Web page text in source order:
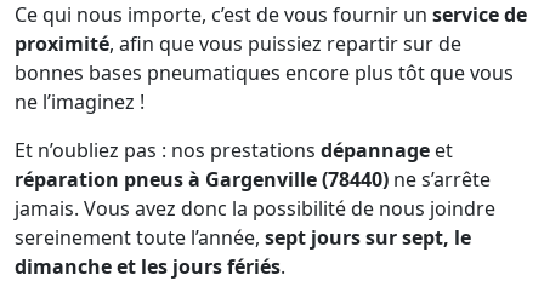
Ce qui nous importe, c’est de vous fournir un service de
proximité, afin que vous puissiez repartir sur de
bonnes bases pneumatiques encore plus tôt que vous
ne l’imaginez !
Et n’oubliez pas : nos prestations dépannage et
réparation pneus à Gargenville (78440) ne s’arrête
jamais. Vous avez donc la possibilité de nous joindre
sereinement toute l’année, sept jours sur sept, le
dimanche et les jours fériés.